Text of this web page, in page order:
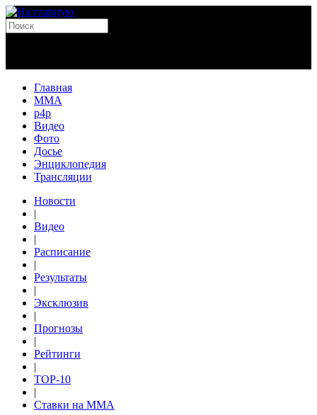
Главная
MMA
p4p
Видео
Фото
Досье
Энциклопедия
Трансляции
Новости
|
Видео
|
Расписание
|
Результаты
|
Эксклюзив
|
Прогнозы
|
Рейтинги
|
TOP-10
|
Ставки на ММА